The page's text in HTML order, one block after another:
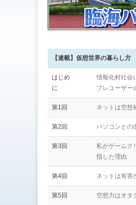
【連載】仮想世界の暮らし
はじめ
に
情報化村社会
フレユーザー
第1回 ネットは空想
第2回 パソコンとの
第3回
私がゲームク
指した理由
第4回 ネットは有害
第5回 空想力はオタ